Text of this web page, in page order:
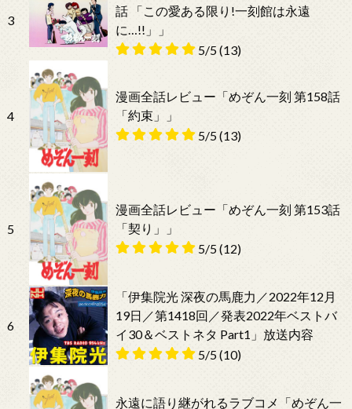
3
話 「この愛ある限り!一刻館は永遠
に…!!」」
5/5(13)
4
漫画全話レビュー「めぞん一刻 第158話
「約束」」
5/5(13)
5
漫画全話レビュー「めぞん一刻 第153話
「契り」」
5/5(12)
6
「伊集院光 深夜の馬鹿力／2022年12月
19日／第1418回／発表2022年ベストバ
イ30＆ベストネタ Part1」放送内容
5/5(10)
永遠に語り継がれるラブコメ「めぞん一